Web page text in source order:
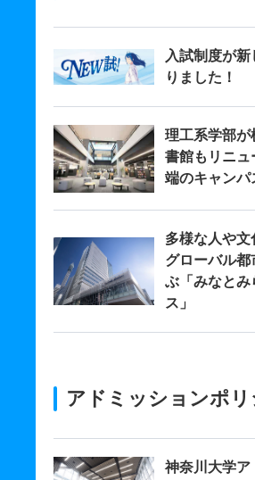
入試制度が
りました！
理工系学部が
書館もリニュ
端のキャンパ
多様な人や文
グローバル
ぶ「みなとみ
ス」
アドミッションポリ
神奈川大学ア